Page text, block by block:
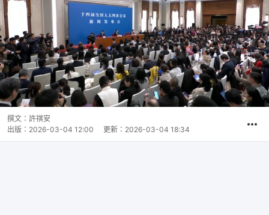
撰文： 許祺安
出版： 2026-03-04 12:00 更新： 2026-03-04 18:34